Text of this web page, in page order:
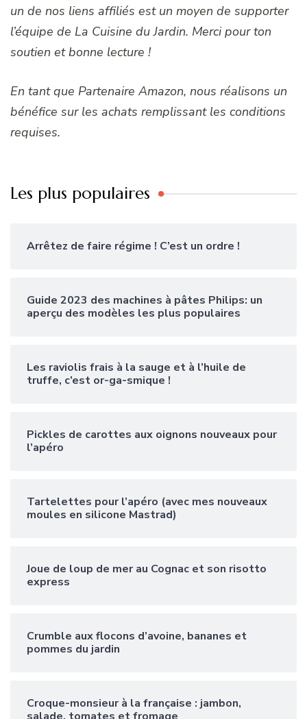
un de nos liens affiliés est un moyen de supporter
l’équipe de La Cuisine du Jardin. Merci pour ton
soutien et bonne lecture !
En tant que Partenaire Amazon, nous réalisons un
bénéfice sur les achats remplissant les conditions
requises.
Les plus populaires
Arrêtez de faire régime ! C’est un ordre !
Guide 2023 des machines à pâtes Philips: un
aperçu des modèles les plus populaires
Les raviolis frais à la sauge et à l’huile de
truffe, c’est or-ga-smique !
Pickles de carottes aux oignons nouveaux pour
l’apéro
Tartelettes pour l’apéro (avec mes nouveaux
moules en silicone Mastrad)
Joue de loup de mer au Cognac et son risotto
express
Crumble aux flocons d’avoine, bananes et
pommes du jardin
Croque-monsieur à la française : jambon,